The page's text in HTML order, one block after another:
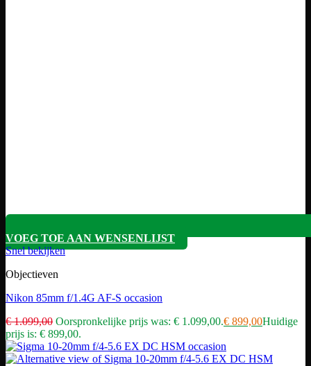
VOEG TOE AAN WENSENLIJST
Snel bekijken
Objectieven
Nikon 85mm f/1.4G AF-S occasion
€1.099,00 Oorspronkelijke prijs was: € 1.099,00.€ 899,00Huidige
prijs is: € 899,00.